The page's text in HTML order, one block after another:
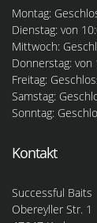
Montag:
Dienstag: von
Mittwoch:
Donnerstag:
Freitag:
Samstag:
Sonntag:
Kontakt
Successful Baits
Obereyller Str. 1